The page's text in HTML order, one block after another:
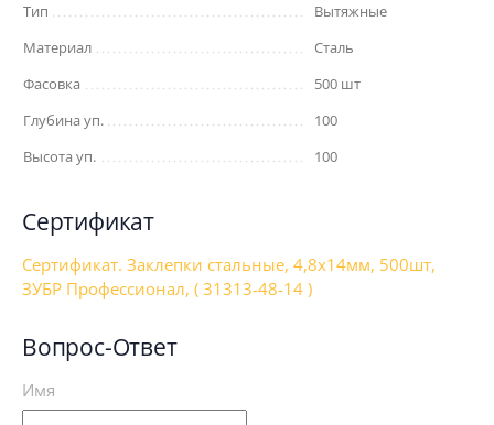
Тип
Вытяжные
Материал
Сталь
Фасовка
500 шт
Глубина уп.
100
Высота уп.
100
Сертификат
Сертификат. Заклепки стальные, 4,8x14мм, 500шт,
ЗУБР Профессионал, ( 31313-48-14 )
Вопрос-Ответ
Имя